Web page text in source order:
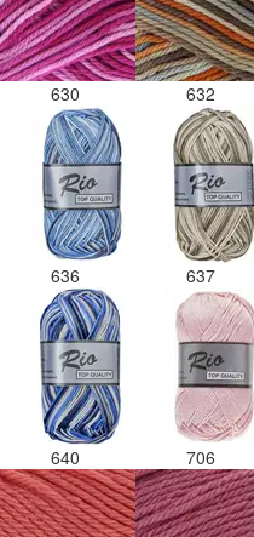
630 632
636 637
640 706